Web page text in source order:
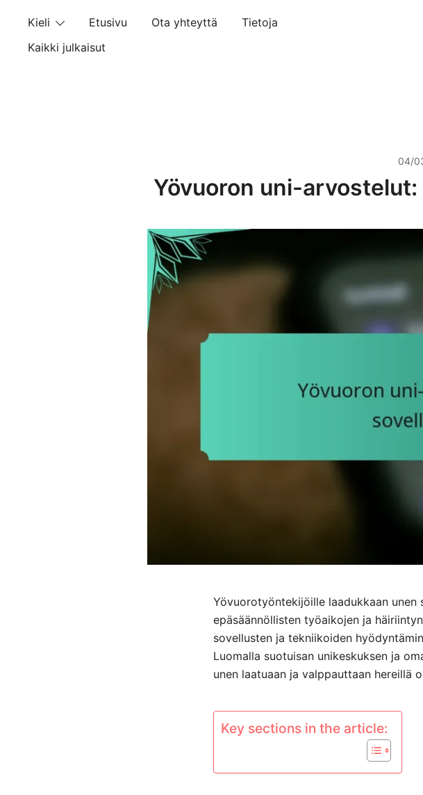
content
Kieli Etusivu Ota yhteyttä
Tietoja
Kaikki julkaisut
04/
Yövuoron uni-
Yövuorotyöntekijöille laadukkaan
epäsäännöllisten työaikojen ja
sovellusten ja tekniikoiden
Luomalla suotuisan unikeskuksen ja
unen laatuaan ja valppauttaan hereillä
Key sections in the article: